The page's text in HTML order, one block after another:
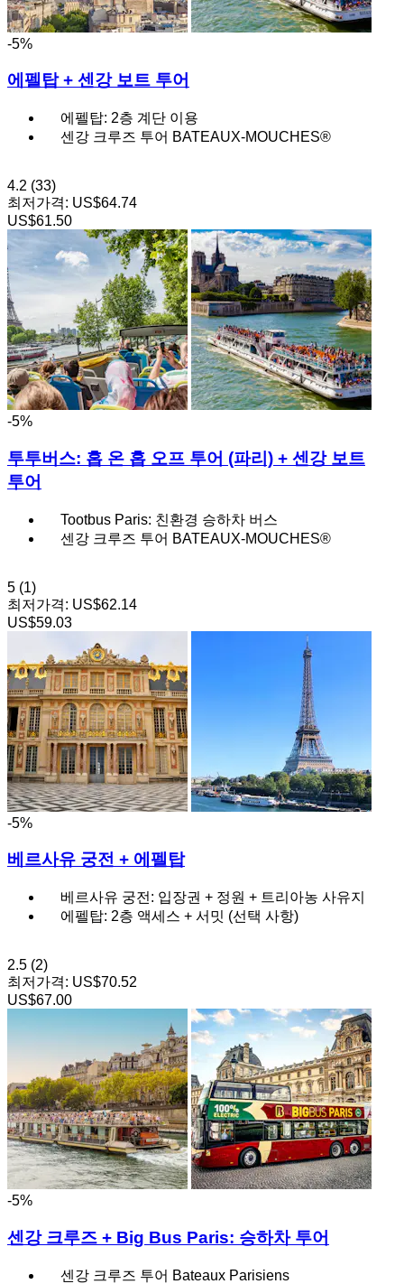
-5%
에펠탑 + 센강 보트 투어
에펠탑: 2층 계단 이용
센강 크루즈 투어 BATEAUX-MOUCHES®
4.2 (33)
최저가격: US$64.74
US$61.50
-5%
투투버스: 홉 온 홉 오프 투어 (파리) + 센강 보트
투어
Tootbus Paris: 친환경 승하차 버스
센강 크루즈 투어 BATEAUX-MOUCHES®
5 (1)
최저가격: US$62.14
US$59.03
-5%
베르사유 궁전 + 에펠탑
베르사유 궁전: 입장권 + 정원 + 트리아농 사유지
에펠탑: 2층 액세스 + 서밋 (선택 사항)
2.5 (2)
최저가격: US$70.52
US$67.00
-5%
센강 크루즈 + Big Bus Paris: 승하차 투어
센강 크루즈 투어 Bateaux Parisiens